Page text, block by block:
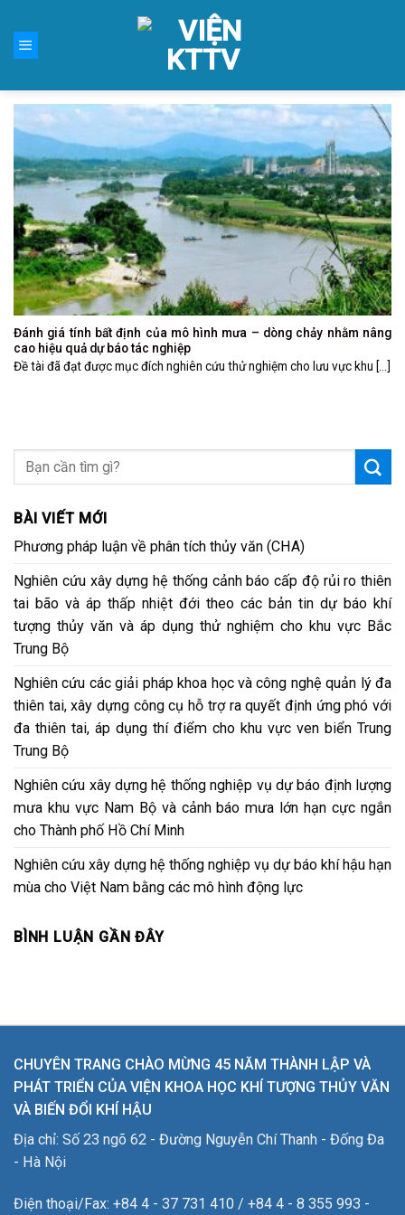
content
Đánh giá tính bất định của mô hình mưa – dòng chảy nhằm nâng
cao hiệu quả dự báo tác nghiệp
Đề tài đã đạt được mục đích nghiên cứu thử nghiệm cho lưu vực khu [...]
BÀI VIẾT MỚI
Phương pháp luận về phân tích thủy văn (CHA)
Nghiên cứu xây dựng hệ thống cảnh báo cấp độ rủi ro thiên
tai bão và áp thấp nhiệt đới theo các bản tin dự báo khí
tượng thủy văn và áp dụng thử nghiệm cho khu vực Bắc
Trung Bộ
Nghiên cứu các giải pháp khoa học và công nghệ quản lý đa
thiên tai, xây dựng công cụ hỗ trợ ra quyết định ứng phó với
đa thiên tai, áp dụng thí điểm cho khu vực ven biển Trung
Trung Bộ
Nghiên cứu xây dựng hệ thống nghiệp vụ dự báo định lượng
mưa khu vực Nam Bộ và cảnh báo mưa lớn hạn cực ngắn
cho Thành phố Hồ Chí Minh
Nghiên cứu xây dựng hệ thống nghiệp vụ dự báo khí hậu hạn
mùa cho Việt Nam bằng các mô hình động lực
BÌNH LUẬN GẦN ĐÂY
CHUYÊN TRANG CHÀO MỪNG 45 NĂM THÀNH LẬP VÀ
PHÁT TRIỂN CỦA VIỆN KHOA HỌC KHÍ TƯỢNG THỦY VĂN
VÀ BIẾN ĐỔI KHÍ HẬU
Địa chỉ: Số 23 ngõ 62 - Đường Nguyễn Chí Thanh - Đống Đa
- Hà Nội
Điện thoại/Fax: +84 4 - 37 731 410 / +84 4 - 8 355 993 -